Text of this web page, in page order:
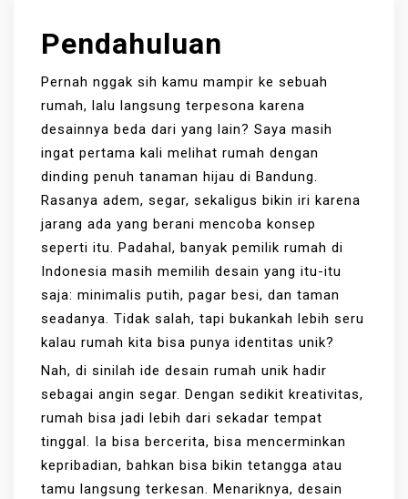
Pendahuluan
Pernah nggak sih kamu mampir ke sebuah
rumah, lalu langsung terpesona karena
desainnya beda dari yang lain? Saya masih
ingat pertama kali melihat rumah dengan
dinding penuh tanaman hijau di Bandung.
Rasanya adem, segar, sekaligus bikin iri karena
jarang ada yang berani mencoba konsep
seperti itu. Padahal, banyak pemilik rumah di
Indonesia masih memilih desain yang itu-itu
saja: minimalis putih, pagar besi, dan taman
seadanya. Tidak salah, tapi bukankah lebih seru
kalau rumah kita bisa punya identitas unik?
Nah, di sinilah ide desain rumah unik hadir
sebagai angin segar. Dengan sedikit kreativitas,
rumah bisa jadi lebih dari sekadar tempat
tinggal. Ia bisa bercerita, bisa mencerminkan
kepribadian, bahkan bisa bikin tetangga atau
tamu langsung terkesan. Menariknya, desain